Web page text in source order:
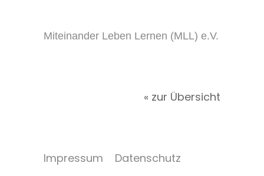
Miteinander Leben Lernen (MLL) e.V.
« zur Übersicht
Impressum Datenschutz